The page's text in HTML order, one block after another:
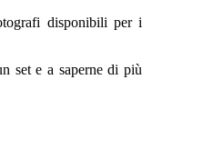
disponibili per i
set e a saperne di più